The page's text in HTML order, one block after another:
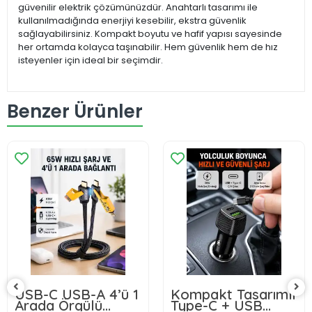
güvenilir elektrik çözümünüzdür. Anahtarlı tasarımı ile
kullanılmadığında enerjiyi kesebilir, ekstra güvenlik
sağlayabilirsiniz. Kompakt boyutu ve hafif yapısı sayesinde
her ortamda kolayca taşınabilir. Hem güvenlik hem de hız
isteyenler için ideal bir seçimdir.
Benzer Ürünler
USB-C USB-A 4’ü 1
Arada Örgülü
Kompakt Tasarımlı
Type-C + USB